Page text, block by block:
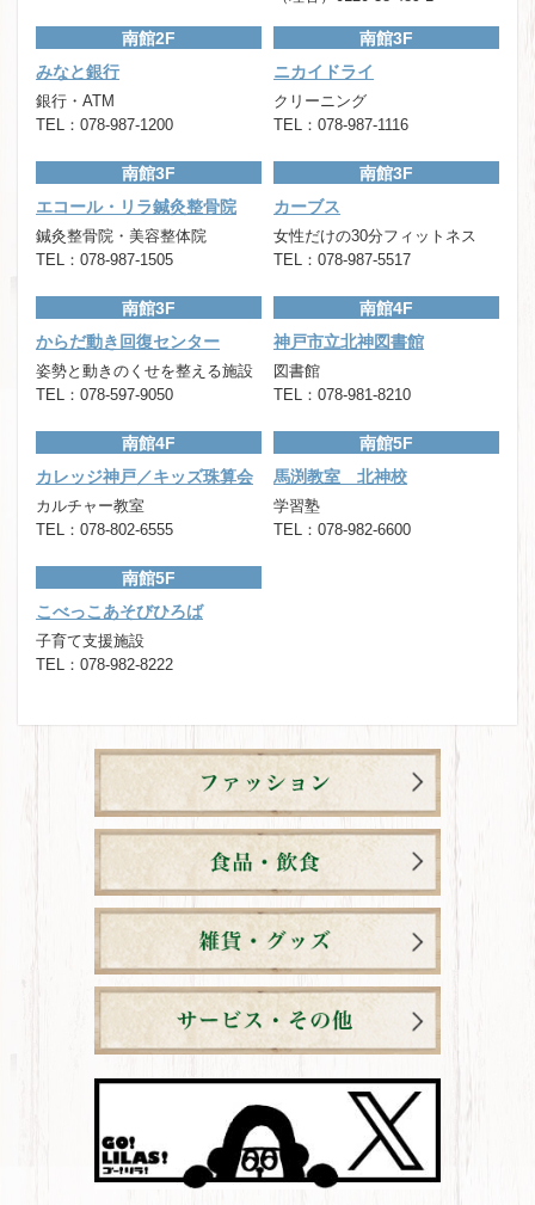
南館2F
みなと銀行
銀行・ATM
TEL：078-987-1200
南館3F
ニカイドライ
クリーニング
TEL：078-987-1116
南館3F
エコール・リラ鍼灸整骨院
鍼灸整骨院・美容整体院
TEL：078-987-1505
南館3F
カーブス
女性だけの30分フィットネス
TEL：078-987-5517
南館3F
からだ動き回復センター
姿勢と動きのくせを整える施設
TEL：078-597-9050
南館4F
神戸市立北神図書館
図書館
TEL：078-981-8210
南館4F
カレッジ神戸／キッズ珠算会
カルチャー教室
TEL：078-802-6555
南館5F
馬渕教室 北神校
学習塾
TEL：078-982-6600
南館5F
こべっこあそびひろば
子育て支援施設
TEL：078-982-8222